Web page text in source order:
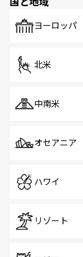
で、
ヨーロッパ
北米
中南米
オセアニア
ハワイ
リゾート